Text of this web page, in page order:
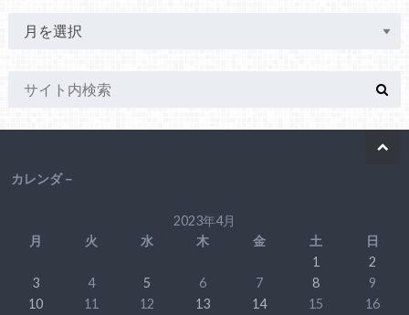
カレンダ－
2023年4月
月
火 水 木 金 土
日
1
2
3
4 5 6 7 8
9
10
11 12 13 14 15
16